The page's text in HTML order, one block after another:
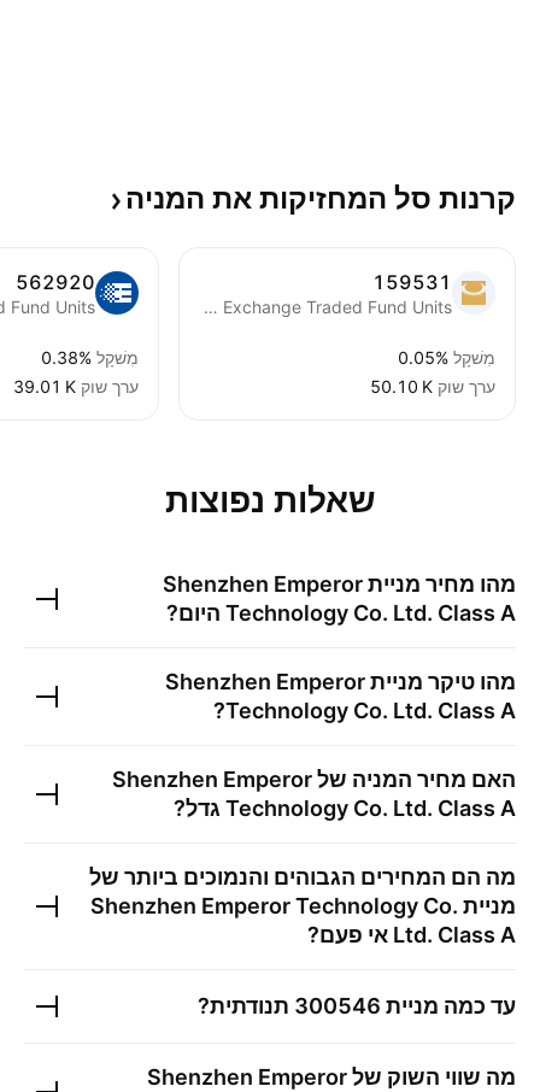
קרנות סל המחזיקות את המניה
159531
China Southern CSI2000 Index Exchange Traded Fund Units
מִשׁקָל 0.05%
ערך שוק ‪50.10 K‬
562920
מִשׁקָל 0.38%
ערך שוק ‪39.01 K‬
שאלות נפוצות
מהו מחיר מנייתShenzhen Emperor
Technology Co. Ltd. Class A היום?
מהו טיקר מנייתShenzhen Emperor
Technology Co. Ltd. Class A
?
האם מחיר המניה שלShenzhen Emperor
Technology Co. Ltd. Class A גדל?
מה הם המחירים הגבוהים והנמוכים ביותר של
מניית Shenzhen Emperor Technology Co.
Ltd. Class A אי פעם?
עד כמה מניית 300546 תנודתית?
מה שווי השוק שלShenzhen Emperor